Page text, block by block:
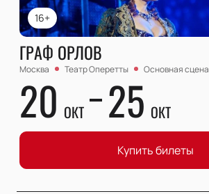
16+
ГРАФ ОРЛОВ
Москва Театр Оперетты Основная сцена
20 ОКТ 25 ОКТ
Купить билеты